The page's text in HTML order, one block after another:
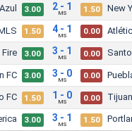
3.00 2 - 1
MS 1.50 New
1.50 4 - 1
MS 0.00
3.00 3 - 1
MS 0.00
FC 3.00 3 - 0
MS 0.00
FC 1.50 1 - 0
MS 0.00
3.00 3 - 1
MS 1.50